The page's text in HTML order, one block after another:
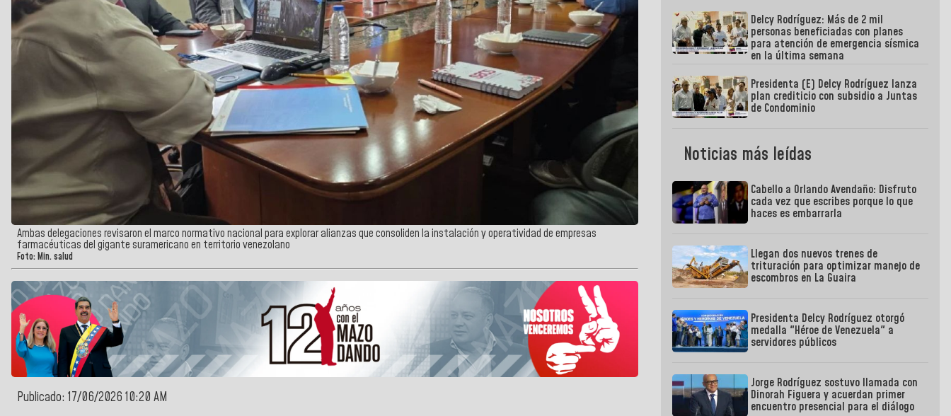
Ambas delegaciones revisaron el marco normativo nacional para explorar alianzas que consoliden la instalación y operatividad de empresas
farmacéuticas del gigante suramericano en territorio venezolano
Foto: Min. salud
Publicado: 17/06/2026 10:20 AM
Delcy Rodríguez: Más de 2 mil
personas beneficiadas con planes
para atención de emergencia sísmica
en la última semana
Presidenta (E) Delcy Rodríguez lanza
plan crediticio con subsidio a Juntas
de Condominio
Noticias más leídas
Cabello a Orlando Avendaño: Disfruto
cada vez que escribes porque lo que
haces es embarrarla
Llegan dos nuevos trenes de
trituración para optimizar manejo de
escombros en La Guaira
Presidenta Delcy Rodríguez otorgó
medalla "Héroe de Venezuela" a
servidores públicos
Jorge Rodríguez sostuvo llamada con
Dinorah Figuera y acuerdan primer
encuentro presencial para el diálogo